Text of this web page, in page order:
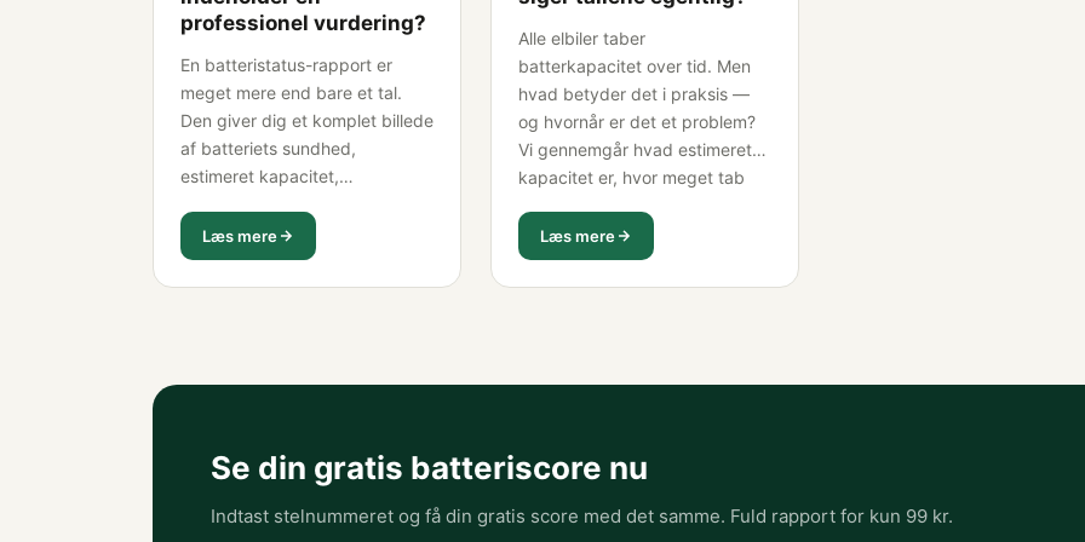
professionel vurdering?
En batteristatus-rapport er
meget mere end bare et tal.
Den giver dig et komplet billede
af batteriets sundhed,
estimeret kapacitet,
restlevetid. Vi forklarer hvad de
enkelte målinger betyder — og
hvordan du bruger rapporten til
Læs mere
Alle elbiler taber
batterkapacitet over tid. Men
hvad betyder det i praksis —
og hvornår er det et problem?
Vi gennemgår hvad estimeret
kapacitet er, hvor meget tab
klarer sig bedst, og hvornår du
bør kræve et prisafslag fra
sælgeren.
Læs mere
Se din gratis batteriscore nu
Indtast stelnummeret og få din gratis score med det samme. Fuld rapport for kun 99 kr.